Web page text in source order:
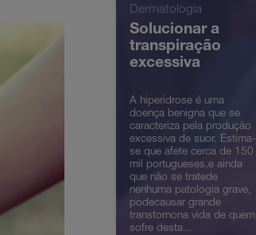
Dermatologia
Solucionar a
transpiração
excessiva
A hiperidrose é uma
doença benigna que se
caracteriza pela produção
excessiva de suor. Estima-
se que afete cerca de 150
mil portugueses,e ainda
que não se tratede
nenhuma patologia grave,
podecausar grande
transtornona vida de quem
sofre desta...